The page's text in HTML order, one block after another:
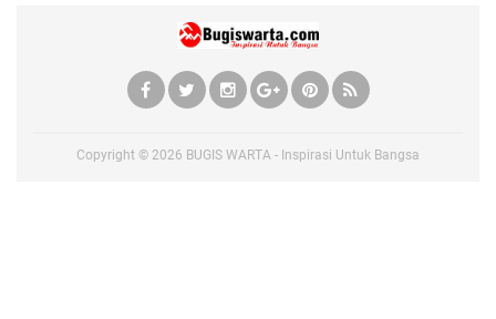
Copyright © 2026 BUGIS WARTA - Inspirasi Untuk Bangsa